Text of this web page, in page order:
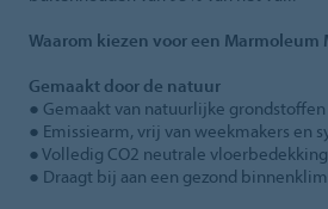
Waarom kiezen voor een Marmoleum
Gemaakt door de natuur
● Gemaakt van natuurlijke grondstoffen
● Emissiearm, vrij van weekmakers en
● Volledig CO2 neutrale vloerbedekking
● Draagt bij aan een gezond